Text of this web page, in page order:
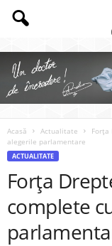
Acasă Actualitate
Forța
alegerile parlamentare
ACTUALITATE
Forța
complete